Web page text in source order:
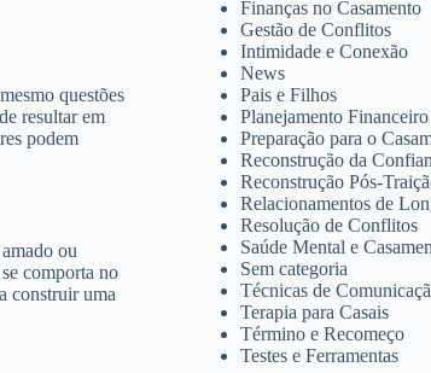
questões
resultar em
podem
ou
comporta no
construir uma
Finanças no Casamento
Gestão de Conflitos
Intimidade e Conexão
News
Pais e Filhos
Planejamento Financeiro
Preparação para o
Reconstrução da
Reconstrução Pós-
Relacionamentos de
Resolução de Conflitos
Saúde Mental e
Sem categoria
Técnicas de
Terapia para Casais
Término e Recomeço
Testes e Ferramentas